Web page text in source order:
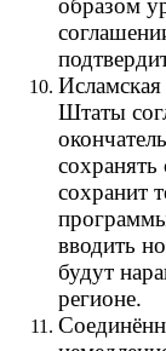
образом
Штаты
сохранит
вводить
будут
регионе.